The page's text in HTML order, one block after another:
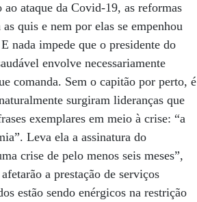
ataque da Covid-19, as reformas
quis e nem por elas se empenhou
nada impede que o presidente do
envolve necessariamente
comanda. Sem o capitão por perto, é
surgiram lideranças que
exemplares em meio à crise: “a
Leva ela a assinatura do
crise de pelo menos seis meses”,
a prestação de serviços
estão sendo enérgicos na restrição